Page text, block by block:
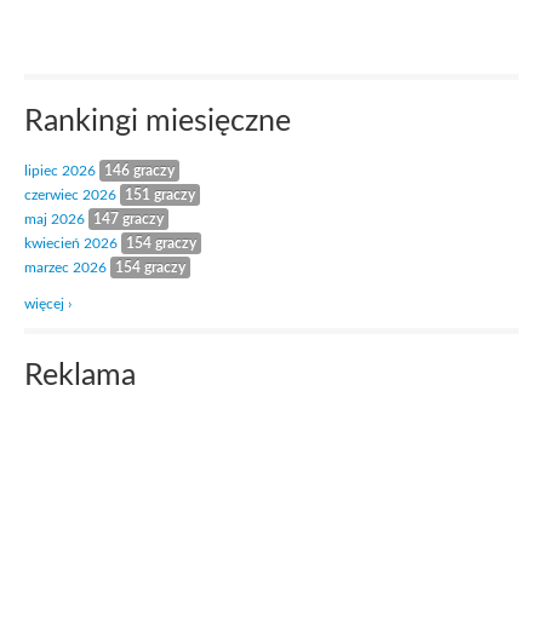
Rankingi miesięczne
lipiec 2026
146 graczy
czerwiec 2026
151 graczy
maj 2026
147 graczy
kwiecień 2026
154 graczy
marzec 2026
154 graczy
więcej ›
Reklama